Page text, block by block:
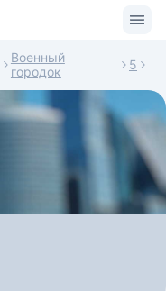
Военный
городок
5